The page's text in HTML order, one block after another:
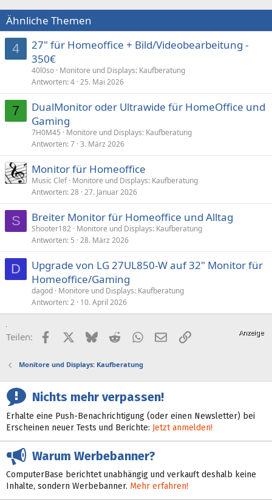
Ähnliche Themen
4
27" für Homeoffice + Bild/Videobearbeitung -
350€
40l0so Monitore und Displays: Kaufberatung
Antworten 4 25. Mai 2026
7
DualMonitor oder Ultrawide für HomeOffice und
Gaming
7H0M45
Monitore und Displays: Kaufberatung
Antworten 7 3. März 2026
Monitor für Homeoffice
Music Clef Monitore und Displays: Kaufberatung
Antworten 28 27. Januar 2026
S Breiter Monitor für Homeoffice und Alltag
Shooter182 Monitore und Displays: Kaufberatung
Antworten 5 28. März 2026
D
Upgrade von LG 27UL850-W auf 32" Monitor für
Homeoffice/Gaming
dagod Monitore und Displays: Kaufberatung
Antworten 2 10. April 2026
Teilen: FacebookX (Twitter)
BlueskyRedditWhatsApp
E-MailLink
Monitore und Displays: Kaufberatung
Nichts mehr verpassen!
Erhalte eine Push-Benachrichtigung (oder einen Newsletter) bei
Erscheinen neuer Tests und Berichte: Jetzt anmelden!
Warum Werbebanner?
ComputerBase berichtet unabhängig und verkauft deshalb keine
Inhalte, sondern Werbebanner. Mehr erfahren!